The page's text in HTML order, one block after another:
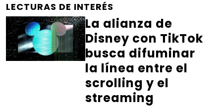
LECTURAS DE INTERÉS
La alianza de
Disney con TikTok
busca difuminar
la línea entre el
scrolling y el
streaming